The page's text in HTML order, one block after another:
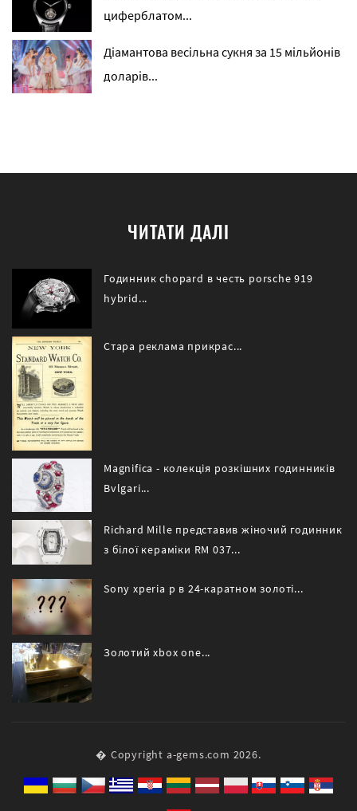
циферблатом...
Діамантова весільна сукня за 15 мільйонів
доларів...
ЧИТАТИ ДАЛІ
Годинник chopard в честь porsche 919
hybrid...
Стара реклама прикрас...
Magnifica - колекція розкішних годинників
Bvlgari...
Richard Mille представив жіночий годинник
з білої кераміки RM 037...
Sony xperia p в 24-каратном золоті...
Золотий xbox one...
� Copyright a-gems.com 2026.